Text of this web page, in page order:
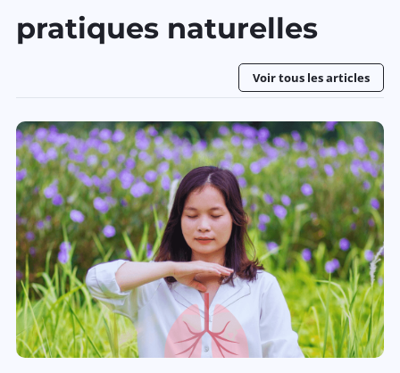
pratiques naturelles
Voir tous les articles